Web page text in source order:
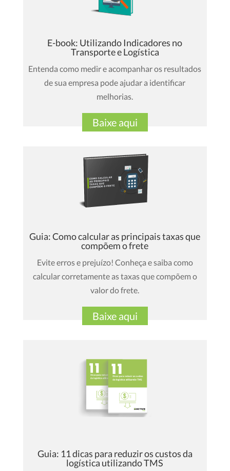
E-book: Utilizando Indicadores no
Transporte e Logística
Entenda como medir e acompanhar os resultados
de sua empresa pode ajudar a identificar
melhorias.
Baixe aqui
Guia: Como calcular as principais taxas que
compõem o frete
Evite erros e prejuízo! Conheça e saiba como
calcular corretamente as taxas que compõem o
valor do frete.
Baixe aqui
Guia: 11 dicas para reduzir os custos da
logística utilizando TMS